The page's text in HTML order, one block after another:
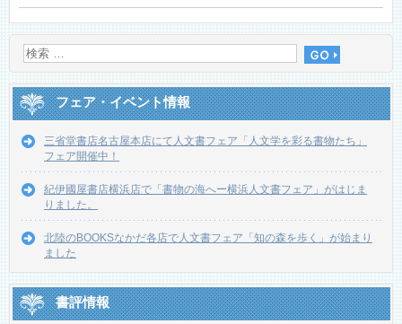
フェア・イベント情報
三省堂書店名古屋本店にて人文書フェア「人文学を彩る書物たち」
フェア開催中！
紀伊國屋書店横浜店で「書物の海へー横浜人文書フェア」がはじま
りました。
北陸のBOOKSなかだ各店で人文書フェア「知の森を歩く」が始まり
ました
書評情報